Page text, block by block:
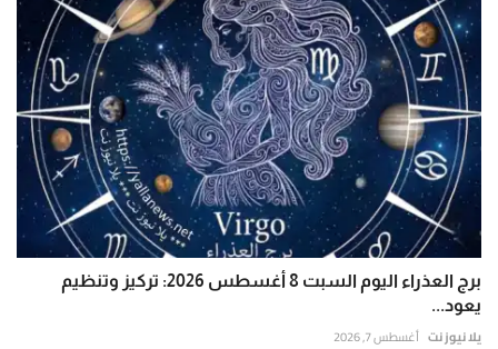
برج العذراء اليوم السبت 8 أغسطس 2026: تركيز وتنظيم
يعود...
يلا نيوز نت أغسطس 7, 2026